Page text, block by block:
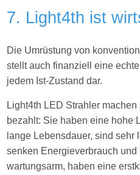
7. Light4th ist
Die Umrüstung von
stellt auch finanziell eine
jedem Ist-Zustand dar.
Light4th LED Strahler
bezahlt: Sie haben eine hohe
lange Lebensdauer, sind sehr
senken Energieverbrauch und
wartungsarm, haben eine